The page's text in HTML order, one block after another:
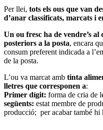
Per llei, tots els ous que van
d’anar classificats, marcats i
Un ou fresc ha de vendre’s al
posteriors a la posta, encara
consum preferent indicada a
de la posta.
L’ou va marcat amb tinta
lletres que corresponen a:
Primer dígit: forma de cria de
següents: estat membre de
producció; per acabar també hi